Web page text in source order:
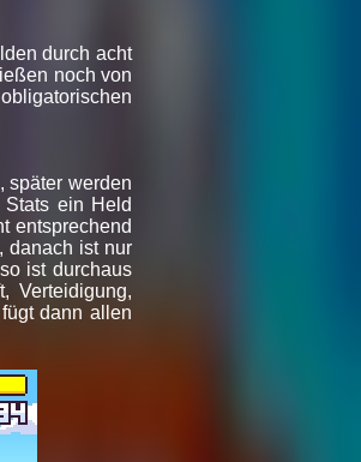
durch acht
noch von
später werden
ein Held
entsprechend
danach ist nur
ist durchaus
Verteidigung,
dann allen